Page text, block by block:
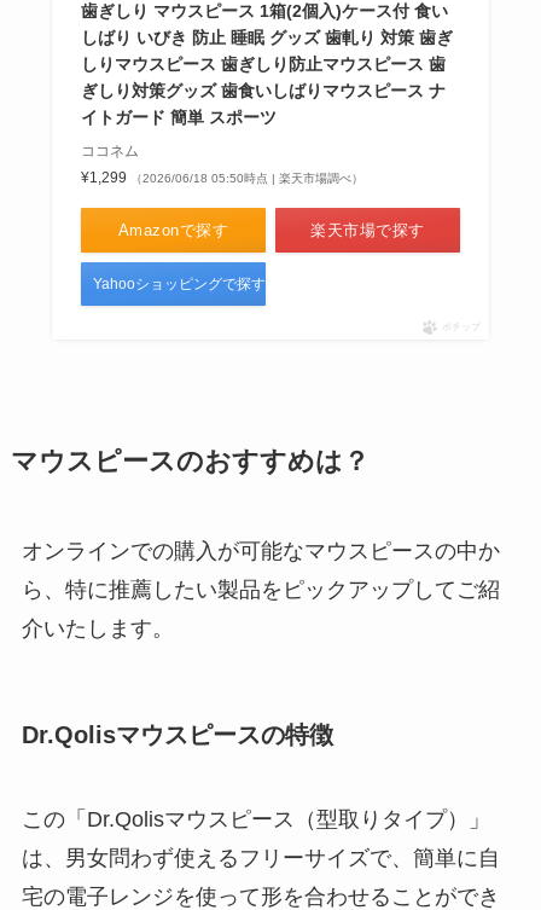
歯ぎしり マウスピース 1箱(2個入)ケース付 食い
しばり いびき 防止 睡眠 グッズ 歯軋り 対策 歯ぎ
しりマウスピース 歯ぎしり防止マウスピース 歯
ぎしり対策グッズ 歯食いしばりマウスピース ナ
イトガード 簡単 スポーツ
ココネム
¥1,299
（2026/06/18 05:50時点 | 楽天市場調べ）
Amazonで探す 楽天市場で探す
Yahooショッピングで探す
ポチップ
マウスピースのおすすめは？
オンラインでの購入が可能なマウスピースの中か
ら、特に推薦したい製品をピックアップしてご紹
介いたします。
Dr.Qolisマウスピースの特徴
この「Dr.Qolisマウスピース（型取りタイプ）」
は、男女問わず使えるフリーサイズで、簡単に自
宅の電子レンジを使って形を合わせることができ